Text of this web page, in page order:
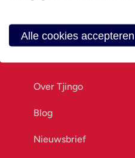
Ons bedrijf
Over Tjingo
Blog
Nieuwsbrief
Alle cookies accepteren